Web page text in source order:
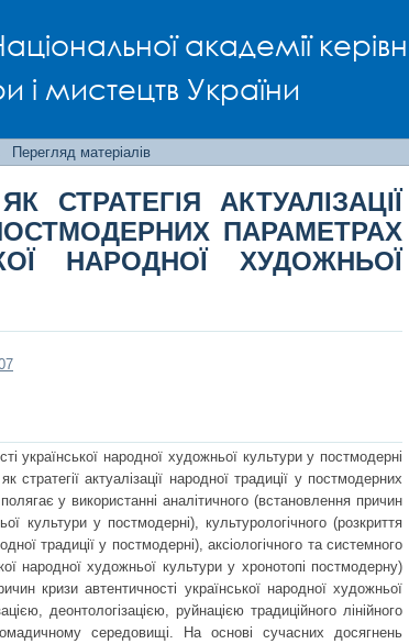
академії
і мистецтв України
СТРАТЕГІЯ АКТУАЛІЗАЦІЇ
ХРОНОТОПУ
Перегляд матеріалів
СТРАТЕГІЯ АКТУАЛІЗАЦІЇ
ПАРАМЕТРАХ
НАРОДНОЇ ХУДОЖНЬОЇ
української народної художньої культури у постмодерні
актуалізації народної традиції у постмодерних
у використанні аналітичного (встановлення причин
культури у постмодерні), культурологічного (розкриття
традиції у постмодерні), аксіологічного та системного
народної художньої культури у хронотопі постмодерну)
кризи автентичності української народної художньої
деонтологізацією, руйнацією традиційного лінійного
середовищі. На основі сучасних досягнень